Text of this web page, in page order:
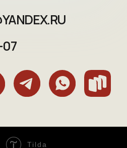
Tilda